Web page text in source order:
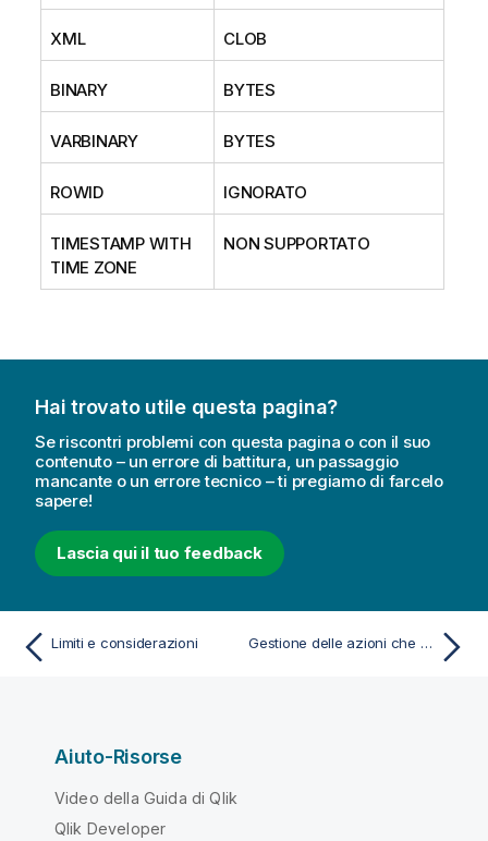
XML CLOB
BINARY BYTES
VARBINARY BYTES
ROWID IGNORATO
TIMESTAMP WITH
TIME ZONE
NON SUPPORTATO
Hai trovato utile questa pagina?
Se riscontri problemi con questa pagina o con il suo
contenuto – un errore di battitura, un passaggio
mancante o un errore tecnico – ti pregiamo di farcelo
sapere!
Lascia qui il tuo feedback
Limiti e considerazioni Gestione delle azioni che danno luogo al sottotipo 83
Aiuto-Risorse
Video della Guida di Qlik
Qlik Developer